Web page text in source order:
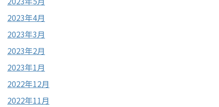
2023年4月
2023年3月
2023年2月
2023年1月
2022年12月
2022年11月